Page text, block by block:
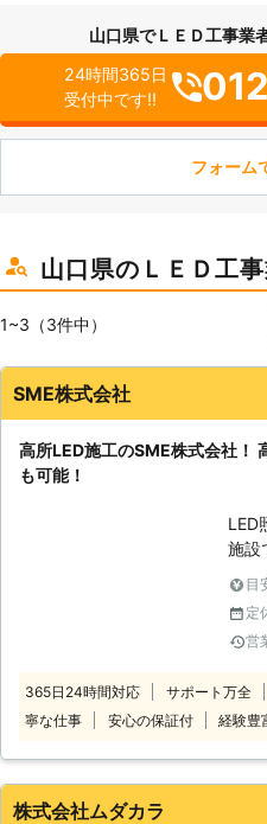
山口県でＬＥＤ工事業
24時間365日
受付中です!!
フォーム
山口県のＬＥＤ工
1~3（3件中）
SME株式会社
高所LED施工のSME株式会社！
も可能！
LED
施設
や蛍
とか
でも
導入
目
定
営
365日24時間対応 サポート万全
寧な仕事
安心の保証付 経験豊
株式会社ムダカラ